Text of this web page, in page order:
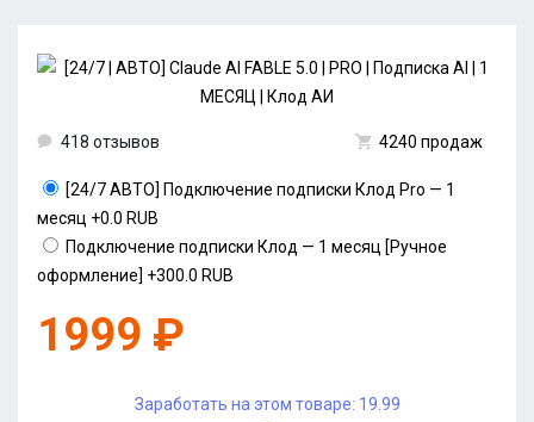
418 отзывов 4240 продаж
[24/7 АВТО] Подключение подписки Клод Pro — 1
месяц +0.0 RUB
Подключение подписки Клод — 1 месяц [Ручное
оформление] +300.0 RUB
1999 ₽
Заработать на этом товаре: 19.99